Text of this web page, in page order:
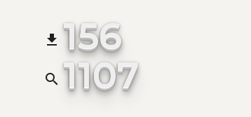
file_download 156
search 1107